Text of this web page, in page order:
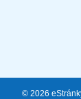
© 2026